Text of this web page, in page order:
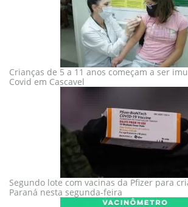
Crianças de 5 a 11 anos começam a ser
Covid em Cascavel
Segundo lote com vacinas da Pfizer para
Paraná nesta segunda-feira